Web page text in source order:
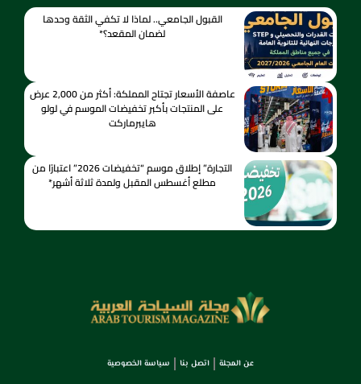
القبول الجامعي.. لماذا لا تكفي الثقة وحدها
لضمان المقعد؟*
عاصفة الأسعار تجتاح المملكة: أكثر من 2,000 عرض
على المنتجات بأكبر تخفيضات الموسم في لولو
هايبرماركت
التجارة” إطلاق موسم “تخفيضات 2026” اعتبارًا من
مطلع أغسطس المقبل ولمدة ثلاثة أشهر*
عن المجلة اتصل بنا سياسة الخصوصية